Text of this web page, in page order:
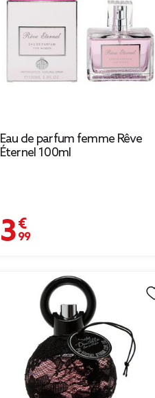
Eau de parfum femme Rêve
Éternel 100ml
3,99 €